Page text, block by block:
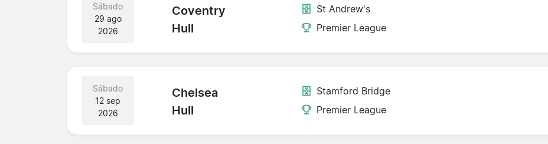
Sábado
29 ago
2026
Coventry
Hull
St Andrew's
Premier League
Sábado
12 sep
2026
Chelsea
Hull
Stamford Bridge
Premier League